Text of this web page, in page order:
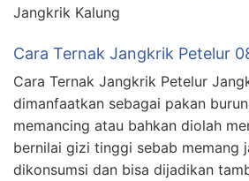
Jangkrik Kalung
Cara Ternak Jangkrik Petelur
Cara Ternak Jangkrik Petelur
dimanfaatkan sebagai pakan
memancing atau bahkan diolah
bernilai gizi tinggi sebab memang
dikonsumsi dan bisa dijadikan